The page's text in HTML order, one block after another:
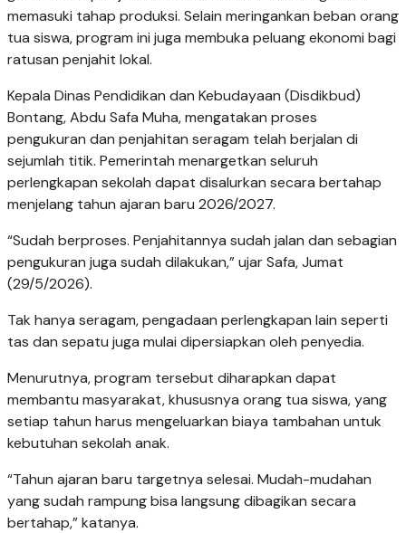
memasuki tahap produksi. Selain meringankan beban orang
tua siswa, program ini juga membuka peluang ekonomi bagi
ratusan penjahit lokal.
Kepala Dinas Pendidikan dan Kebudayaan (Disdikbud)
Bontang, Abdu Safa Muha, mengatakan proses
pengukuran dan penjahitan seragam telah berjalan di
sejumlah titik. Pemerintah menargetkan seluruh
perlengkapan sekolah dapat disalurkan secara bertahap
menjelang tahun ajaran baru 2026/2027.
“Sudah berproses. Penjahitannya sudah jalan dan sebagian
pengukuran juga sudah dilakukan,” ujar Safa, Jumat
(29/5/2026).
Tak hanya seragam, pengadaan perlengkapan lain seperti
tas dan sepatu juga mulai dipersiapkan oleh penyedia.
Menurutnya, program tersebut diharapkan dapat
membantu masyarakat, khususnya orang tua siswa, yang
setiap tahun harus mengeluarkan biaya tambahan untuk
kebutuhan sekolah anak.
“Tahun ajaran baru targetnya selesai. Mudah-mudahan
yang sudah rampung bisa langsung dibagikan secara
bertahap,” katanya.